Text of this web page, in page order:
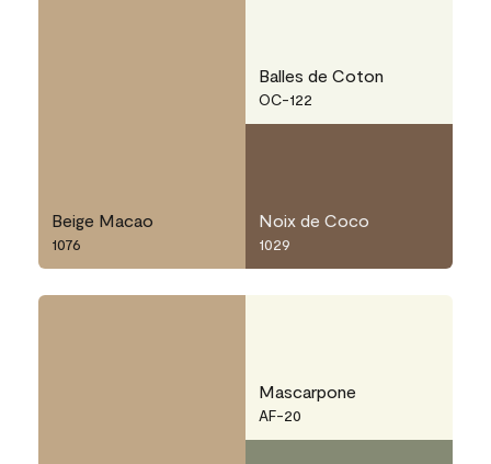
Beige Macao
1076
Balles de Coton
OC-122
Noix de Coco
1029
Mascarpone
AF-20